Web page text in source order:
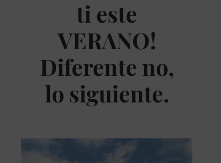
ti este
VERANO!
Diferente no,
lo siguiente.